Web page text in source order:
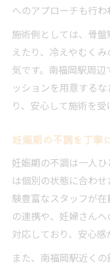
へのアプローチも行わ
施術例としては、骨
えたり、冷えやむく
気です。南福岡駅周
ッションを用意する
り、安心して施術を受
妊娠期の不調を丁寧
妊娠期の不調は一人
は個別の状態に合わ
験豊富なスタッフが
の連携や、妊婦さん
対応しており、安心感
また、南福岡駅近く